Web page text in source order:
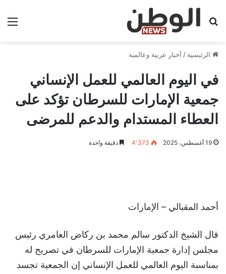
بحث عن
الرئيسية / أخبار عربية وعالمية
في اليوم العالمي للعمل الإنساني
جمعية الإمارات للسرطان تؤكد على
العطاء المستدام والدعم للمرضى
19 أغسطس، 2025 4٬373 دقيقة واحدة
أحمد المقبالي – الإمارات
قال الشيخ الدكتور سالم محمد بن ركاض العامري رئيس
مجلس إدارة جمعية الإمارات للسرطان في تصريح له
بمناسبة اليوم العالمي للعمل الإنساني إن الجمعية تجسد